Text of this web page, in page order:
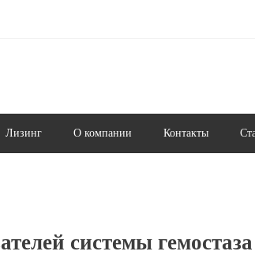
Лизинг О компании Контакты
системы гемостаза